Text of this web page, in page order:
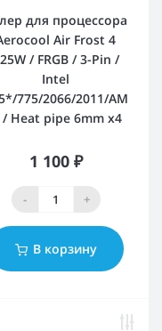
для процессора
Air Frost 4
/ FRGB / 3-Pin /
Intel
775/2066/2011/AM
/ Heat pipe 6mm x4
1 100 ₽
- +
В корзину